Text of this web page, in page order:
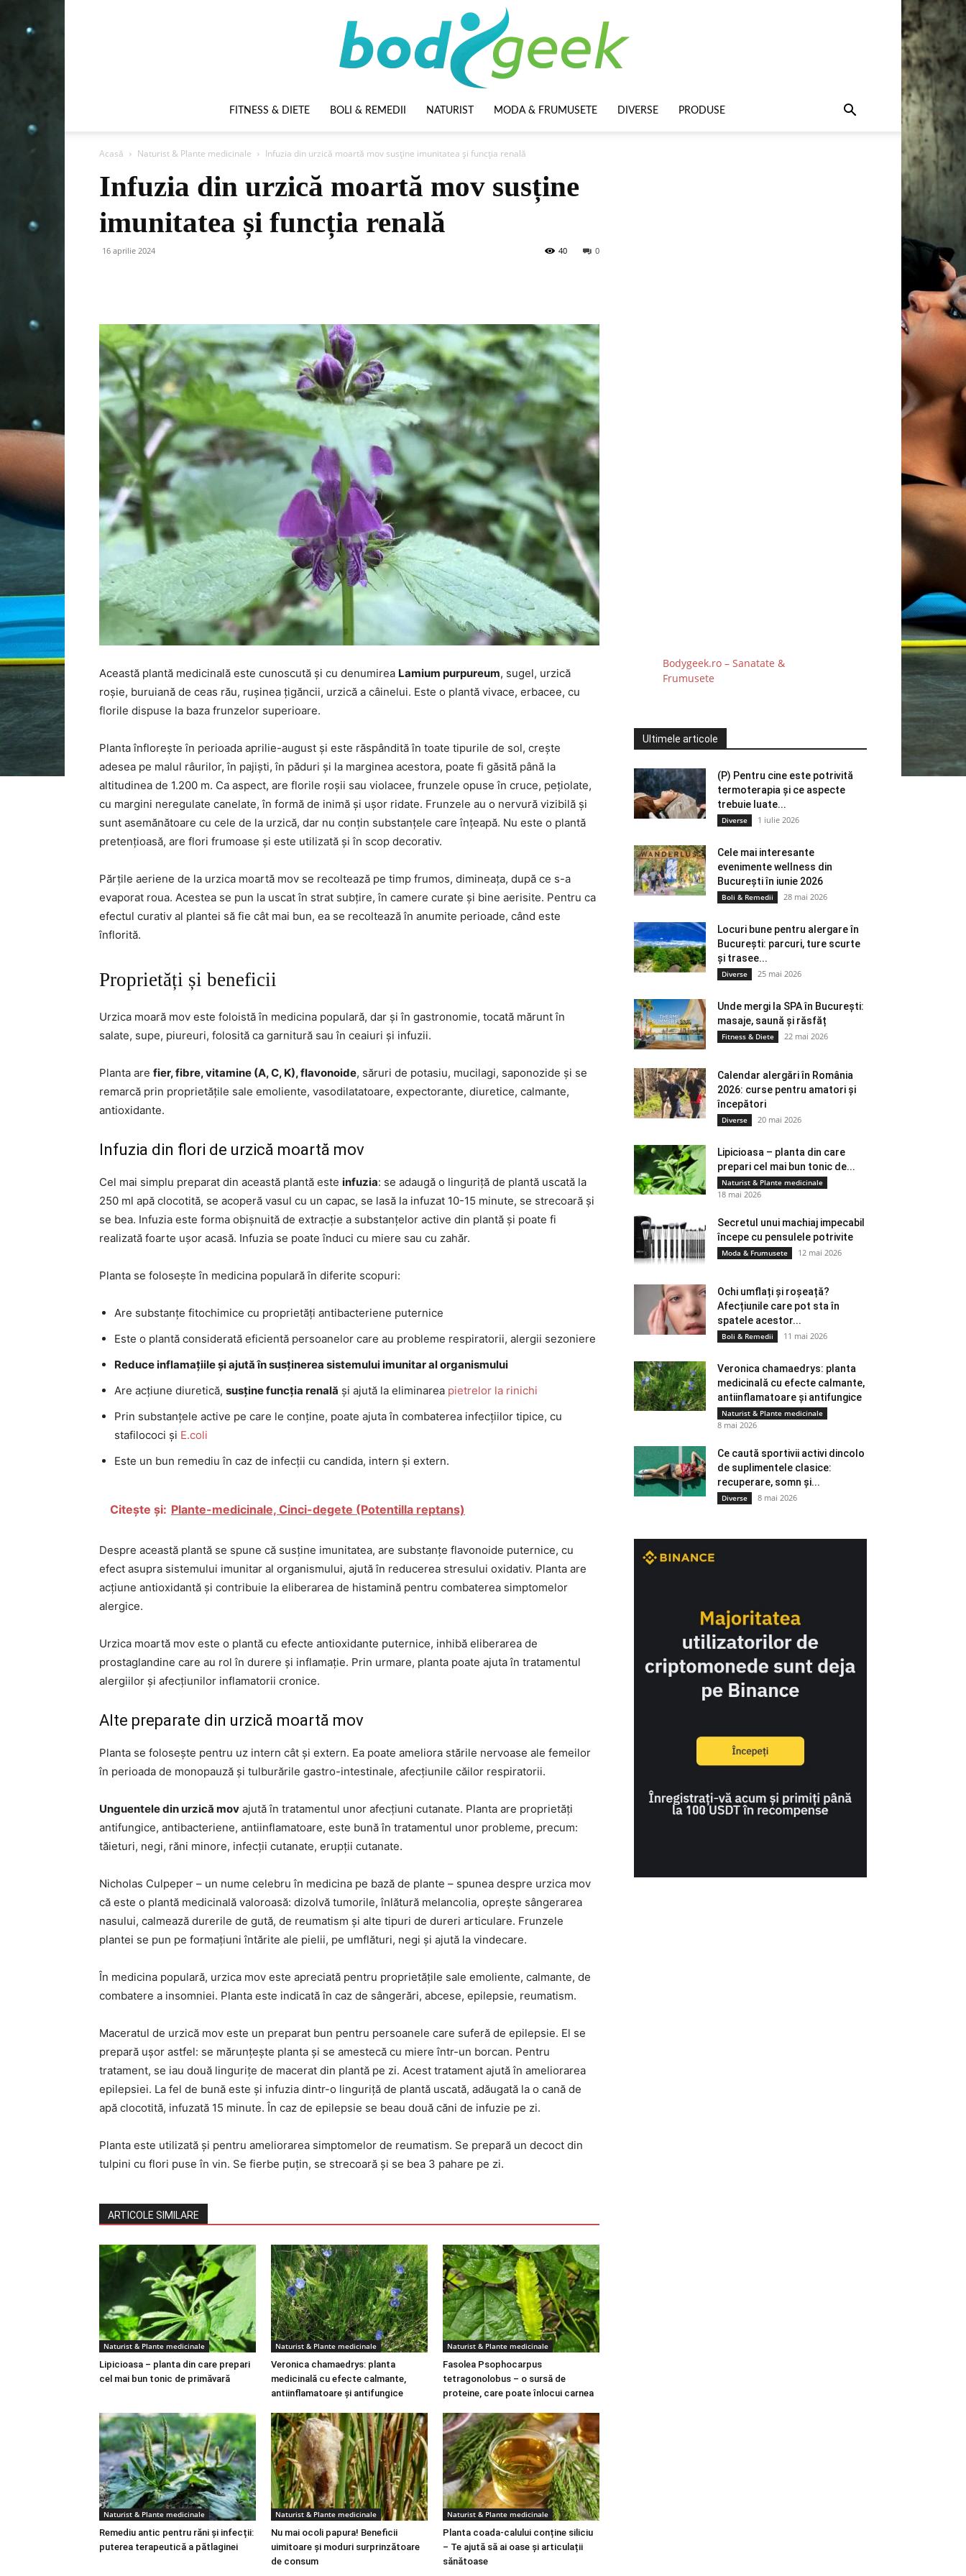
FITNESS & DIETE BOLI & REMEDII NATURIST MODA & FRUMUSETE DIVERSE PRODUSE
Acasă Naturist & Plante medicinale Infuzia din urzică moartă mov susține imunitatea și funcția renală
Infuzia din urzică moartă mov susține
imunitatea și funcția renală
16 aprilie 2024 0
40
Această plantă medicinală este cunoscută și cu denumirea Lamium purpureum, sugel, urzică
roșie, buruiană de ceas rău, rușinea țigăncii, urzică a câinelui. Este o plantă vivace, erbacee, cu
florile dispuse la baza frunzelor superioare.
Planta înflorește în perioada aprilie-august și este răspândită în toate tipurile de sol, crește
adesea pe malul râurilor, în pajiști, în păduri și la marginea acestora, poate fi găsită până la
altitudinea de 1.200 m. Ca aspect, are florile roșii sau violacee, frunzele opuse în cruce, pețiolate,
cu margini neregulate canelate, în formă de inimă și ușor ridate. Frunzele au o nervură vizibilă și
sunt asemănătoare cu cele de la urzică, dar nu conțin substanțele care înțeapă. Nu este o plantă
pretențioasă, are flori frumoase și este utilizată și în scop decorativ.
Părțile aeriene de la urzica moartă mov se recoltează pe timp frumos, dimineața, după ce s-a
evaporat roua. Acestea se pun la uscat în strat subțire, în camere curate și bine aerisite. Pentru ca
efectul curativ al plantei să fie cât mai bun, ea se recoltează în anumite perioade, când este
înflorită.
Proprietăți și beneficii
Urzica moară mov este foloistă în medicina populară, dar și în gastronomie, tocată mărunt în
salate, supe, piureuri, folosită ca garnitură sau în ceaiuri și infuzii.
Planta are fier, fibre, vitamine (A, C, K), flavonoide, săruri de potasiu, mucilagi, saponozide și se
remarcă prin proprietățile sale emoliente, vasodilatatoare, expectorante, diuretice, calmante,
antioxidante.
Infuzia din flori de urzică moartă mov
Cel mai simplu preparat din această plantă este infuzia: se adaugă o linguriță de plantă uscată la
250 ml apă clocotită, se acoperă vasul cu un capac, se lasă la infuzat 10-15 minute, se strecoară și
se bea. Infuzia este forma obișnuită de extracție a substanțelor active din plantă și poate fi
realizată foarte ușor acasă. Infuzia se poate înduci cu miere sau cu zahăr.
Planta se folosește în medicina populară în diferite scopuri:
Are substanțe fitochimice cu proprietăți antibacteriene puternice
Este o plantă considerată eficientă persoanelor care au probleme respiratorii, alergii sezoniere
Reduce inflamațiile și ajută în susținerea sistemului imunitar al organismului
Are acțiune diuretică, susține funcția renală și ajută la eliminarea pietrelor la rinichi
Prin substanțele active pe care le conține, poate ajuta în combaterea infecțiilor tipice, cu
stafilococi și E.coli
Este un bun remediu în caz de infecții cu candida, intern și extern.
Citește și: Plante-medicinale, Cinci-degete (Potentilla reptans)
Despre această plantă se spune că susține imunitatea, are substanțe flavonoide puternice, cu
efect asupra sistemului imunitar al organismului, ajută în reducerea stresului oxidativ. Planta are
acțiune antioxidantă și contribuie la eliberarea de histamină pentru combaterea simptomelor
alergice.
Urzica moartă mov este o plantă cu efecte antioxidante puternice, inhibă eliberarea de
prostaglandine care au rol în durere și inflamație. Prin urmare, planta poate ajuta în tratamentul
alergiilor și afecțiunilor inflamatorii cronice.
Alte preparate din urzică moartă mov
Planta se folosește pentru uz intern cât și extern. Ea poate ameliora stările nervoase ale femeilor
în perioada de monopauză și tulburările gastro-intestinale, afecțiunile căilor respiratorii.
Unguentele din urzică mov ajută în tratamentul unor afecțiuni cutanate. Planta are proprietăți
antifungice, antibacteriene, antiinflamatoare, este bună în tratamentul unor probleme, precum:
tăieturi, negi, răni minore, infecții cutanate, erupții cutanate.
Nicholas Culpeper – un nume celebru în medicina pe bază de plante – spunea despre urzica mov
că este o plantă medicinală valoroasă: dizolvă tumorile, înlătură melancolia, oprește sângerarea
nasului, calmează durerile de gută, de reumatism și alte tipuri de dureri articulare. Frunzele
plantei se pun pe formațiuni întărite ale pielii, pe umflături, negi și ajută la vindecare.
În medicina populară, urzica mov este apreciată pentru proprietățile sale emoliente, calmante, de
combatere a insomniei. Planta este indicată în caz de sângerări, abcese, epilepsie, reumatism.
Maceratul de urzică mov este un preparat bun pentru persoanele care suferă de epilepsie. El se
prepară ușor astfel: se mărunțește planta și se amestecă cu miere într-un borcan. Pentru
tratament, se iau două lingurițe de macerat din plantă pe zi. Acest tratament ajută în ameliorarea
epilepsiei. La fel de bună este și infuzia dintr-o linguriță de plantă uscată, adăugată la o cană de
apă clocotită, infuzată 15 minute. În caz de epilepsie se beau două căni de infuzie pe zi.
Planta este utilizată și pentru ameliorarea simptomelor de reumatism. Se prepară un decoct din
tulpini cu flori puse în vin. Se fierbe puțin, se strecoară și se bea 3 pahare pe zi.
ARTICOLE SIMILARE
Naturist & Plante medicinale
Lipicioasa – planta din care prepari
cel mai bun tonic de primăvară
Naturist & Plante medicinale
Veronica chamaedrys: planta
medicinală cu efecte calmante,
antiinflamatoare și antifungice
Naturist & Plante medicinale
Fasolea Psophocarpus
tetragonolobus – o sursă de
proteine, care poate înlocui carnea
Naturist & Plante medicinale
Remediu antic pentru răni și infecții:
puterea terapeutică a pătlaginei
Naturist & Plante medicinale
Nu mai ocoli papura! Beneficii
uimitoare și moduri surprinzătoare
de consum
Naturist & Plante medicinale
Planta coada-calului conține siliciu
– Te ajută să ai oase și articulații
sănătoase
Bodygeek.ro – Sanatate &
Frumusete
Ultimele articole
(P) Pentru cine este potrivită
termoterapia și ce aspecte
trebuie luate...
Diverse 1 iulie 2026
Cele mai interesante
evenimente wellness din
București în iunie 2026
Boli & Remedii 28 mai 2026
Locuri bune pentru alergare în
București: parcuri, ture scurte
și trasee...
Diverse 25 mai 2026
Unde mergi la SPA în București:
masaje, saună și răsfăț
Fitness & Diete 22 mai 2026
Calendar alergări în România
2026: curse pentru amatori și
începători
Diverse 20 mai 2026
Lipicioasa – planta din care
prepari cel mai bun tonic de...
Naturist & Plante medicinale
18 mai 2026
Secretul unui machiaj impecabil
începe cu pensulele potrivite
Moda & Frumusete 12 mai 2026
Ochi umflați și roșeață?
Afecțiunile care pot sta în
spatele acestor...
Boli & Remedii 11 mai 2026
Veronica chamaedrys: planta
medicinală cu efecte calmante,
antiinflamatoare și antifungice
Naturist & Plante medicinale
8 mai 2026
Ce caută sportivii activi dincolo
de suplimentele clasice:
recuperare, somn și...
Diverse 8 mai 2026